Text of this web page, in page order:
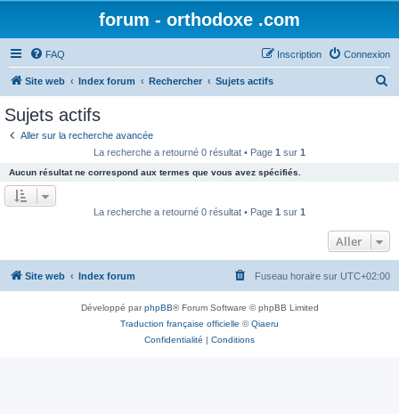
forum - orthodoxe .com
FAQ Connexion
Inscription
Site web Index forum Rechercher Sujets actifs
e
r
Sujets actifs
Aller sur la recherche avancée
La recherche a retourné 0 résultat • Page 1 sur 1
Aucun résultat ne correspond aux termes que vous avez spécifiés.
La recherche a retourné 0 résultat • Page 1 sur 1
Aller
Site web Index forum Fuseau horaire sur UTC+02:00
Développé parphpBB® Forum Software © phpBB Limited
Traduction française officielle ©Qiaeru
Confidentialité | Conditions